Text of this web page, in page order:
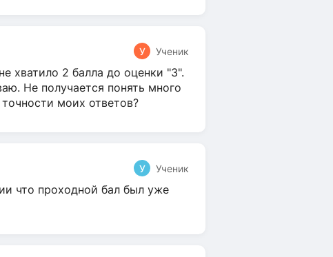
У Ученик
хватило 2 балла до оценки "3".
Не получается понять много
моих ответов?
У Ученик
что проходной бал был уже